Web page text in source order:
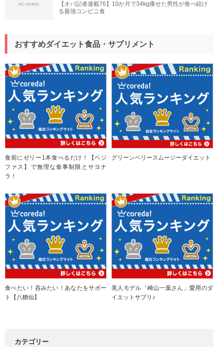
【オバ記者連載76】10か月で34kg痩せた男性が食べ続け
る最強コンビニ食
おすすめダイエット食品・サプリメント
食前にゼリー1本食べるだけ！【ベジ
ファス】で無理な食事制限とサヨナ
ラ！
グリーンベリースムージーダイエット
食べたい！呑みたい！あなたをサポー
ト【八糖仙】
美人モデル「崎山一葉さん」愛用のダ
イエットサプリ♪
カテゴリー